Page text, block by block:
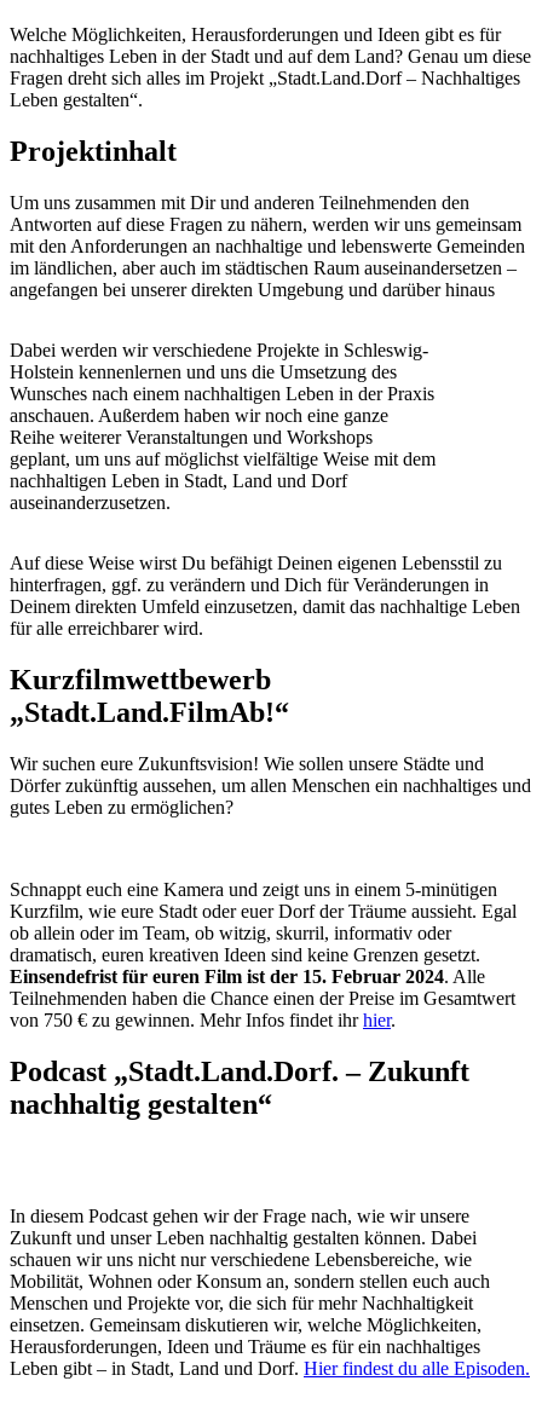
Welche Möglichkeiten, Herausforderungen und Ideen gibt es für
nachhaltiges Leben in der Stadt und auf dem Land? Genau um diese
Fragen dreht sich alles im Projekt „Stadt.Land.Dorf – Nachhaltiges
Leben gestalten“.
Projektinhalt
Um uns zusammen mit Dir und anderen Teilnehmenden den
Antworten auf diese Fragen zu nähern, werden wir uns gemeinsam
mit den Anforderungen an nachhaltige und lebenswerte Gemeinden
im ländlichen, aber auch im städtischen Raum auseinandersetzen –
angefangen bei unserer direkten Umgebung und darüber hinaus
Dabei werden wir verschiedene Projekte in Schleswig-
Holstein kennenlernen und uns die Umsetzung des
Wunsches nach einem nachhaltigen Leben in der Praxis
anschauen. Außerdem haben wir noch eine ganze
Reihe weiterer Veranstaltungen und Workshops
geplant, um uns auf möglichst vielfältige Weise mit dem
nachhaltigen Leben in Stadt, Land und Dorf
auseinanderzusetzen.
Auf diese Weise wirst Du befähigt Deinen eigenen Lebensstil zu
hinterfragen, ggf. zu verändern und Dich für Veränderungen in
Deinem direkten Umfeld einzusetzen, damit das nachhaltige Leben
für alle erreichbarer wird.
Kurzfilmwettbewerb
„Stadt.Land.FilmAb!“
Wir suchen eure Zukunftsvision! Wie sollen unsere Städte und
Dörfer zukünftig aussehen, um allen Menschen ein nachhaltiges und
gutes Leben zu ermöglichen?
Schnappt euch eine Kamera und zeigt uns in einem 5-minütigen
Kurzfilm, wie eure Stadt oder euer Dorf der Träume aussieht. Egal
ob allein oder im Team, ob witzig, skurril, informativ oder
dramatisch, euren kreativen Ideen sind keine Grenzen gesetzt.
Einsendefrist für euren Film ist der 15. Februar 2024. Alle
Teilnehmenden haben die Chance einen der Preise im Gesamtwert
von 750 € zu gewinnen. Mehr Infos findet ihrhier.
Podcast „Stadt.Land.Dorf. – Zukunft
nachhaltig gestalten“
In diesem Podcast gehen wir der Frage nach, wie wir unsere
Zukunft und unser Leben nachhaltig gestalten können. Dabei
schauen wir uns nicht nur verschiedene Lebensbereiche, wie
Mobilität, Wohnen oder Konsum an, sondern stellen euch auch
Menschen und Projekte vor, die sich für mehr Nachhaltigkeit
einsetzen. Gemeinsam diskutieren wir, welche Möglichkeiten,
Herausforderungen, Ideen und Träume es für ein nachhaltiges
Leben gibt – in Stadt, Land und Dorf. Hier findest du alle Episoden.